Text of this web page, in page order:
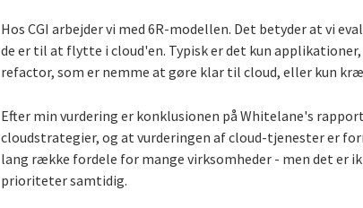
Hos CGI arbejder vi med 6R-modellen. Det betyder at vi
de er til at flytte i cloud'en. Typisk er det kun
refactor, som er nemme at gøre klar til cloud, eller kun
Efter min vurdering er konklusionen på Whitelane's
cloudstrategier, og at vurderingen af cloud-tjenester er
lang række fordele for mange virksomheder - men det er
prioriteter samtidig.